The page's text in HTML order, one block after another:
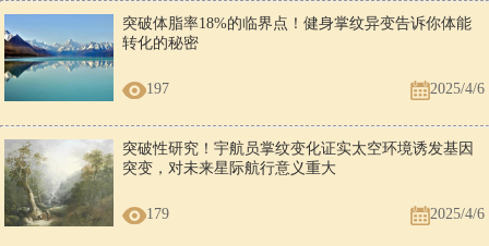
突破体脂率18%的临界点！健身掌纹异变告诉你体能
转化的秘密
197 2025/4/6
突破性研究！宇航员掌纹变化证实太空环境诱发基因
突变，对未来星际航行意义重大
179 2025/4/6